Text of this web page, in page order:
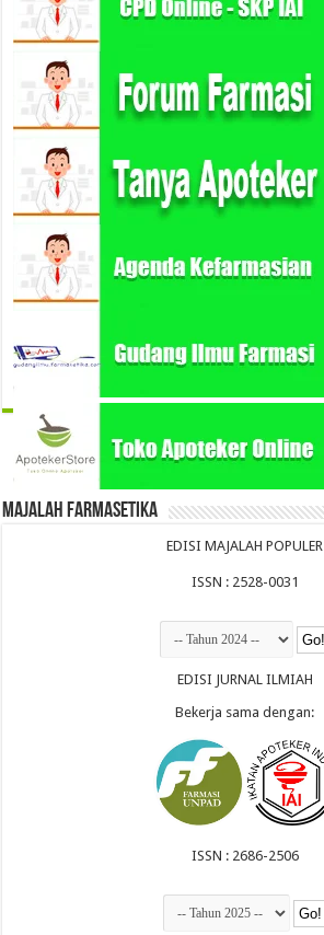
Majalah Farmasetika
EDISI MAJALAH POPULER
ISSN : 2528-0031
EDISI JURNAL ILMIAH
Bekerja sama dengan:
ISSN : 2686-2506